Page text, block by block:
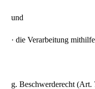
und
· die Verarbeitung
g. Beschwerderecht